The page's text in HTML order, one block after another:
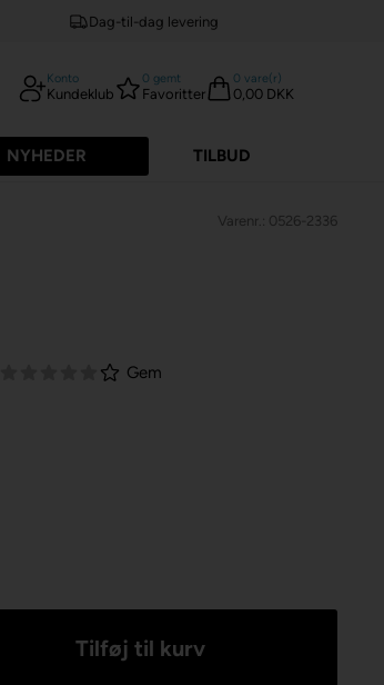
Dag-til-dag levering
Konto
Kundeklub
0 gemt
Favoritter
0 vare(r)
0,00 DKK
NYHEDER TILBUD
Varenr.: 0526-2336
Gem